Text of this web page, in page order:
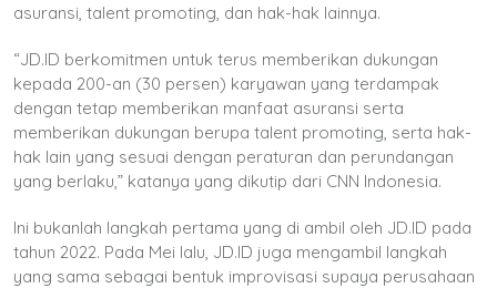
asuransi, talent promoting, dan hak-hak lainnya.
“JD.ID berkomitmen untuk terus memberikan dukungan
kepada 200-an (30 persen) karyawan yang terdampak
dengan tetap memberikan manfaat asuransi serta
memberikan dukungan berupa talent promoting, serta hak-
hak lain yang sesuai dengan peraturan dan perundangan
yang berlaku,” katanya yang dikutip dari CNN Indonesia.
Ini bukanlah langkah pertama yang di ambil oleh JD.ID pada
tahun 2022. Pada Mei lalu, JD.ID juga mengambil langkah
yang sama sebagai bentuk improvisasi supaya perusahaan